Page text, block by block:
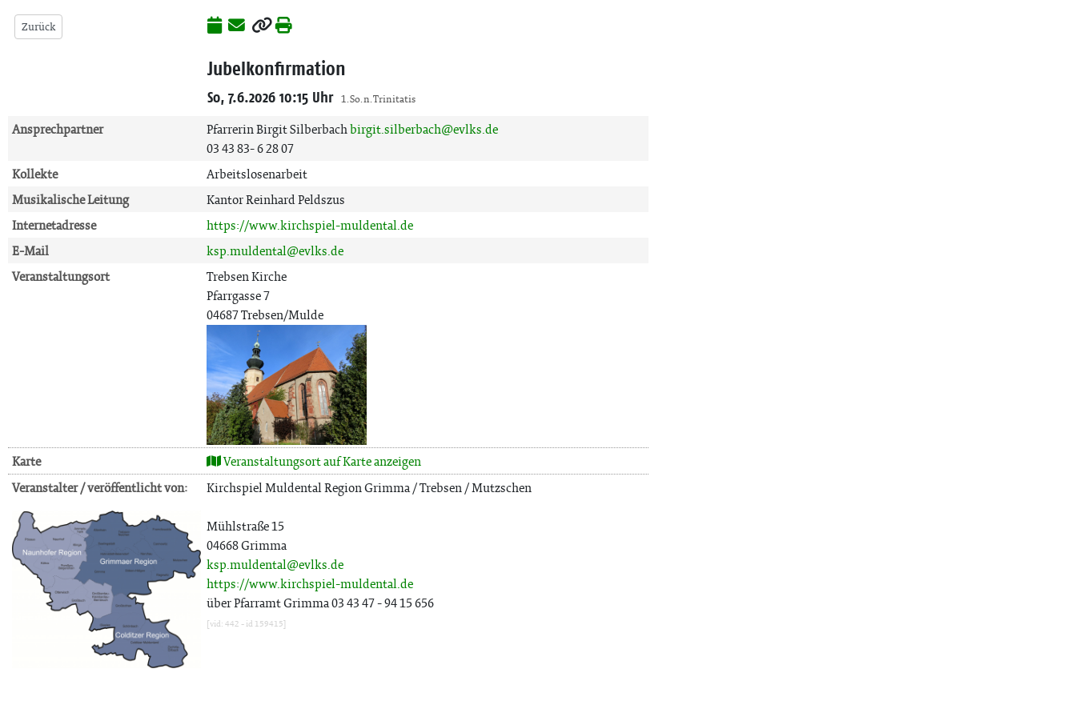
Zurück
Jubelkonfirmation
So, 7.6.2026 10:15 Uhr 1. So. n. Trinitatis
Ansprechpartner Pfarrerin Birgit Silberbachbirgit.silberbach@evlks.de
03 43 83- 6 28 07
Kollekte
Arbeitslosenarbeit
Musikalische Leitung
Kantor Reinhard Peldszus
Internetadresse
https://www.kirchspiel-muldental.de
E-Mail
ksp.muldental@evlks.de
Veranstaltungsort
Trebsen Kirche
Pfarrgasse 7
04687 Trebsen/Mulde
Karte
Veranstaltungsort auf Karte anzeigen
Veranstalter / veröffentlicht von:
Kirchspiel Muldental Region Grimma / Trebsen / Mutzschen
Mühlstraße 15
04668 Grimma
ksp.muldental@evlks.de
https://www.kirchspiel-muldental.de
über Pfarramt Grimma 03 43 47 - 94 15 656
[vid: 442 - id 159415]